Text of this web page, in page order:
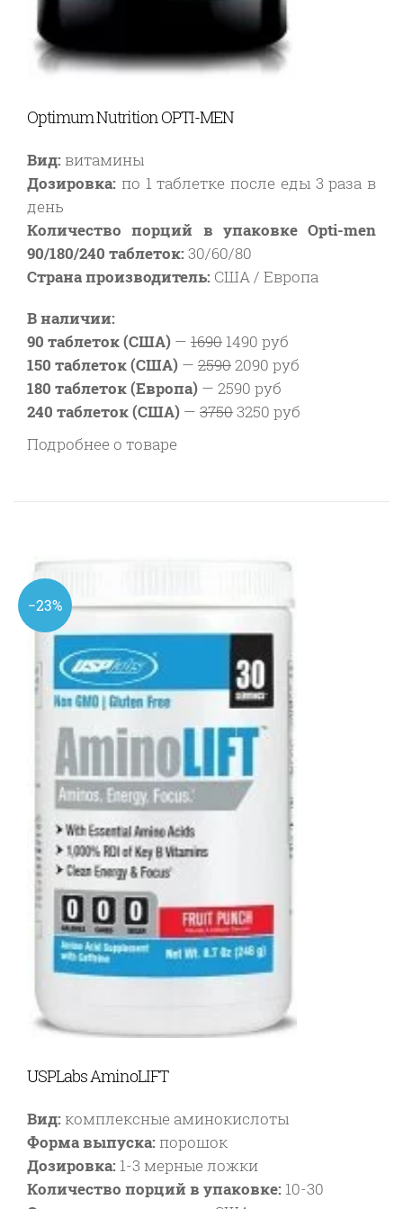
Optimum Nutrition OPTI-MEN
Вид: витамины
Дозировка: по 1 таблетке после еды 3 раза в
день
Количество порций в упаковке Opti-men
90/180/240 таблеток:30/60/80
Страна производитель: США / Европа
В наличии:
90 таблеток (США) — 1690 1490 руб
150 таблеток (США) — 25902090 руб
180 таблеток (Европа) — 2590 руб
240 таблеток (США) — 37503250 руб
Подробнее о товаре
−23%
USPLabs AminoLIFT
Вид: комплексные аминокислоты
Форма выпуска: порошок
Дозировка: 1-3 мерные ложки
Количество порций в упаковке: 10-30